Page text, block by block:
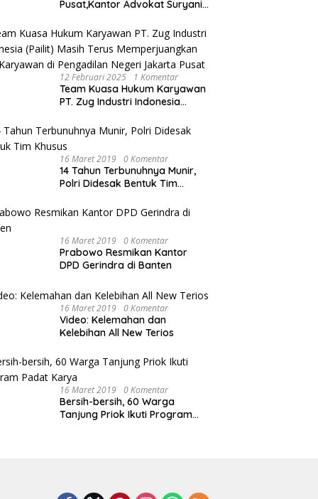
Pusat,Kantor Advokat Suryani
Pengaduan ke Mahkamah
Agung RI
12 Februari 2025 1 Komentar
Team Kuasa Hukum Karyawan
PT. Zug Industri Indonesia
Memperjuangkan Hak
Karyawan di Pengadilan Negeri
Jakarta Pusat
16 Maret 2019 0 Komentar
14 Tahun Terbunuhnya Munir,
Polri Didesak Bentuk Tim
16 Maret 2019 0 Komentar
Prabowo Resmikan Kantor
DPD Gerindra di Banten
16 Maret 2019 0 Komentar
Video: Kelemahan dan
Kelebihan All New Terios
16 Maret 2019 0 Komentar
Bersih-bersih, 60 Warga
Tanjung Priok Ikuti Program